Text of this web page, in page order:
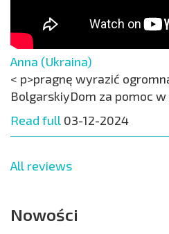
Anna (Ukraina)
< p>pragnę wyrazić
BolgarskiyDom za pomoc
Read full 03-12-2024
All reviews
Nowości